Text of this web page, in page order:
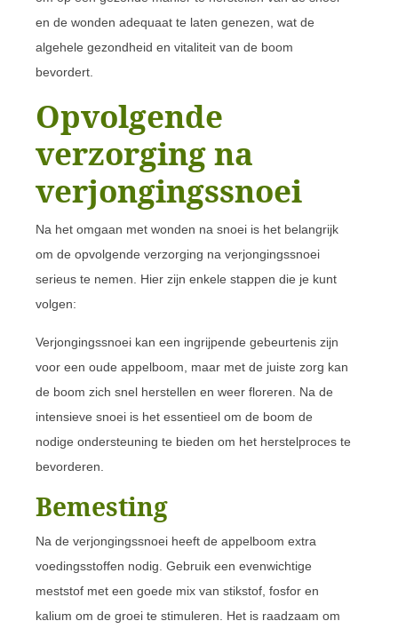
en de wonden adequaat te laten genezen, wat de
algehele gezondheid en vitaliteit van de boom
bevordert.
Opvolgende
verzorging na
verjongingssnoei
Na het omgaan met wonden na snoei is het belangrijk
om de opvolgende verzorging na verjongingssnoei
serieus te nemen. Hier zijn enkele stappen die je kunt
volgen:
Verjongingssnoei kan een ingrijpende gebeurtenis zijn
voor een oude appelboom, maar met de juiste zorg kan
de boom zich snel herstellen en weer floreren. Na de
intensieve snoei is het essentieel om de boom de
nodige ondersteuning te bieden om het herstelproces te
bevorderen.
Bemesting
Na de verjongingssnoei heeft de appelboom extra
voedingsstoffen nodig. Gebruik een evenwichtige
meststof met een goede mix van stikstof, fosfor en
kalium om de groei te stimuleren. Het is raadzaam om